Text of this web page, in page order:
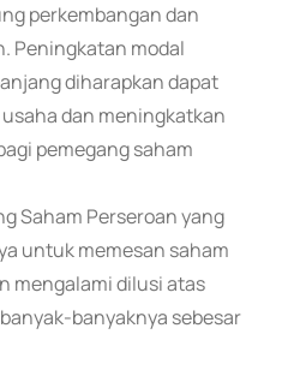
perkembangan dan
Peningkatan modal
diharapkan dapat
dan meningkatkan
pemegang saham
Saham Perseroan yang
untuk memesan saham
mengalami dilusi atas
banyaknya sebesar